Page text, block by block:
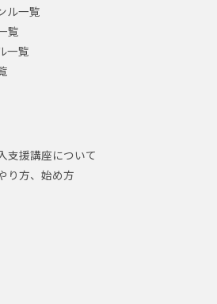
ル一覧
覧
一覧
支援講座について
り方、始め方